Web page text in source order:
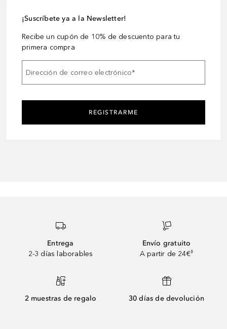
¡Suscríbete ya a la Newsletter!
Recibe un cupón de 10% de descuento para tu
primera compra
Dirección de correo electrónico*
REGISTRARME
Entrega
2-3 días laborables
Envío gratuito
A partir de 24€³
2 muestras de regalo 30 días de devolución